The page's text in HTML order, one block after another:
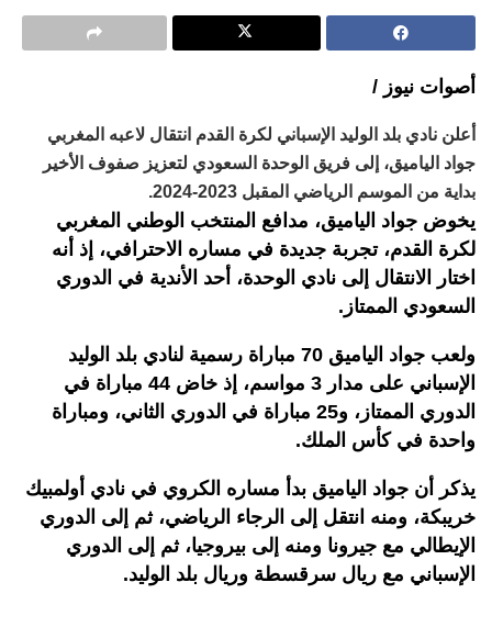
أصوات نيوز /
أعلن نادي بلد الوليد الإسباني لكرة القدم انتقال لاعبه المغربي
جواد الياميق، إلى فريق الوحدة السعودي لتعزيز صفوف الأخير
بداية من الموسم الرياضي المقبل 2023-2024.
يخوض جواد الياميق، مدافع المنتخب الوطني المغربي
لكرة القدم، تجربة جديدة في مساره الاحترافي، إذ أنه
اختار الانتقال إلى نادي الوحدة، أحد الأندية في الدوري
السعودي الممتاز.
ولعب جواد الياميق 70 مباراة رسمية لنادي بلد الوليد
الإسباني على مدار 3 مواسم، إذ خاض 44 مباراة في
الدوري الممتاز، و25 مباراة في الدوري الثاني، ومباراة
واحدة في كأس الملك.
يذكر أن جواد الياميق بدأ مساره الكروي في نادي أولمبيك
خريبكة، ومنه انتقل إلى الرجاء الرياضي، ثم إلى الدوري
الإيطالي مع جيرونا ومنه إلى بيروجيا، ثم إلى الدوري
الإسباني مع ريال سرقسطة وريال بلد الوليد.